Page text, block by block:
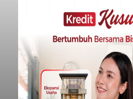
contributoronThu, 08/
Baca Selengkapnya